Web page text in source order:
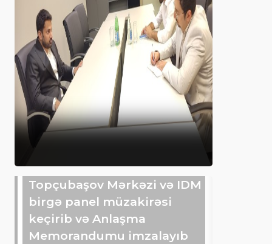
Topçubaşov Mərkəzi və IDM
birgə panel müzakirəsi
keçirib və Anlaşma
Memorandumu imzalayıb